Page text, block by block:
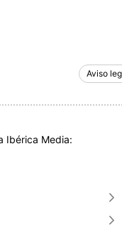
Aviso
Ibérica Media: